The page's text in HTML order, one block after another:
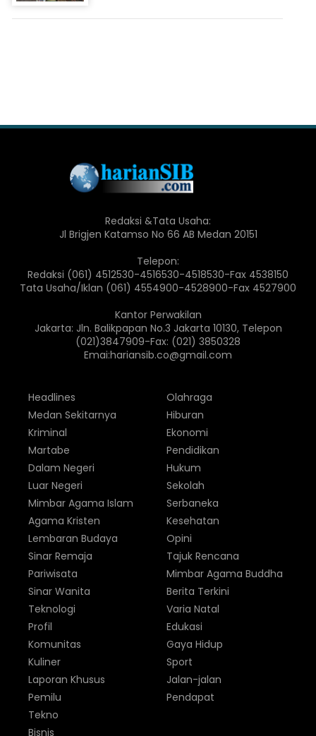
Redaksi &Tata Usaha:
Jl Brigjen Katamso No 66 AB Medan 20151
Telepon:
Redaksi (061) 4512530-4516530-4518530-Fax 4538150
Tata Usaha/Iklan (061) 4554900-4528900-Fax 4527900
Kantor Perwakilan
Jakarta: Jln. Balikpapan No.3 Jakarta 10130, Telepon
(021)3847909-Fax: (021) 3850328
Emai:hariansib.co@gmail.com
Headlines
Medan Sekitarnya
Kriminal
Martabe
Dalam Negeri
Luar Negeri
Olahraga
Hiburan
Ekonomi
Pendidikan
Hukum
Sekolah
Mimbar Agama Islam
Agama Kristen
Lembaran Budaya
Sinar Remaja
Pariwisata
Sinar Wanita
Serbaneka
Kesehatan
Opini
Tajuk Rencana
Mimbar Agama Buddha
Berita Terkini
Teknologi
Profil
Komunitas
Kuliner
Laporan Khusus
Pemilu
Varia Natal
Edukasi
Gaya Hidup
Sport
Jalan-jalan
Pendapat
Tekno
Bisnis